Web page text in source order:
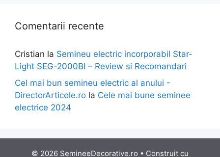
Comentarii recente
Cristian la Semineu electric incorporabil Star-
Light SEG-2000BI – Review si Recomandari
Cel mai bun semineu electric al anului -
DirectorArticole.ro la Cele mai bune seminee
electrice 2024
© 2026 SemineeDecorative.ro • Construit cu